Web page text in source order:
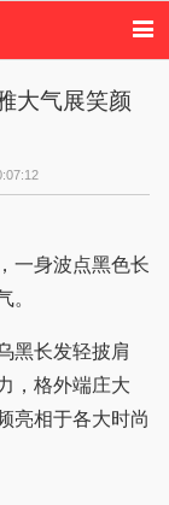
偶像活动
大气展笑颜
身波点黑色长
。
长发轻披肩
，格外端庄大
亮相于各大时尚